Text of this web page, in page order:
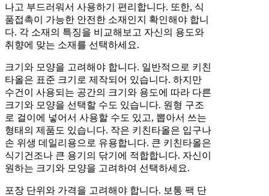
나고 부드러워서 사용하기 편리합니다. 또한, 식
품접촉이 가능한 안전한 소재인지 확인해야 합니
다. 각 소재의 특징을 비교해보고 자신의 용도와
취향에 맞는 소재를 선택하세요.
크기와 모양을 고려해야 합니다. 일반적으로 키친
타올은 표준 크기로 제작되어 있습니다. 하지만
수건이 사용되는 공간의 크기와 용도에 따라 다른
크기와 모양을 선택할 수도 있습니다. 원형 구조
로 걸이에 넣어서 사용할 수도 있고, 뽑아서 쓰는
형태의 제품도 있습니다. 작은 키친타올은 입구나
손 위생 데일리용으로 유용합니다. 큰 키친타올은
식기건조나 큰 용기의 닦기에 적합합니다. 자신이
원하는 크기와 모양을 고려하여 선택하세요.
포장 단위와 가격을 고려해야 합니다. 보통 팩 단